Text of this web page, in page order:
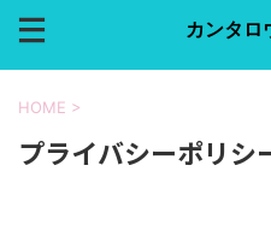
カンタロ
HOME >
プライバシーポリシ